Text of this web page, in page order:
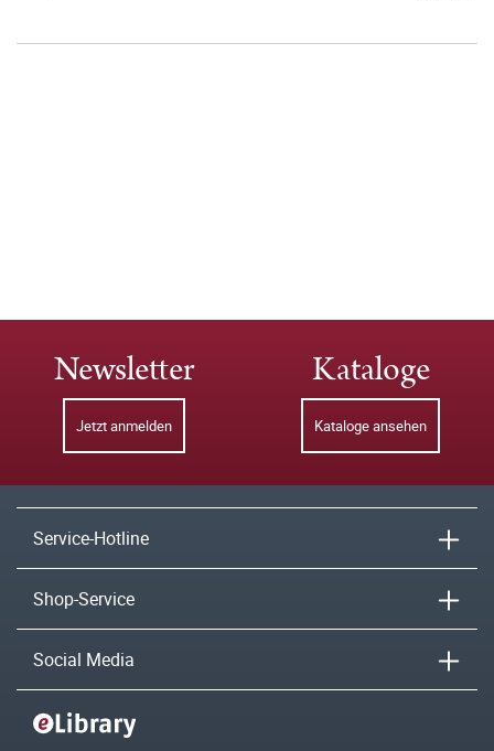
Newsletter
Jetzt anmelden
Kataloge
Kataloge ansehen
Service-Hotline
Shop-Service
Social Media